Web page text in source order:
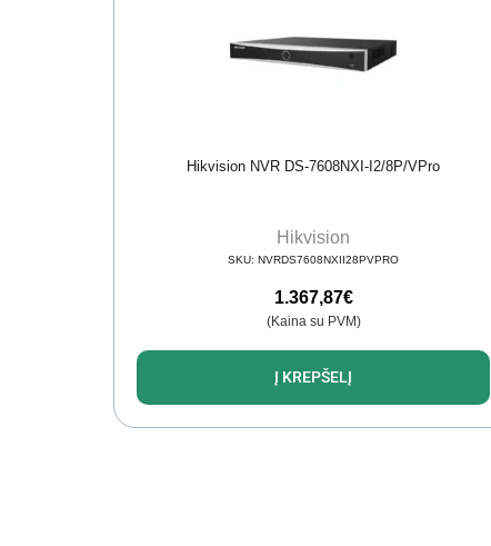
Hikvision NVR DS-7608NXI-I2/8P/VPro
Hikvision
SKU: NVRDS7608NXII28PVPRO
1.367,87€
(Kaina su PVM)
Į KREPŠELĮ